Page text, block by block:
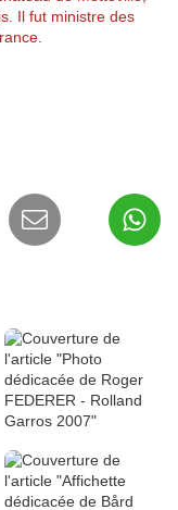
Il fut ministre des